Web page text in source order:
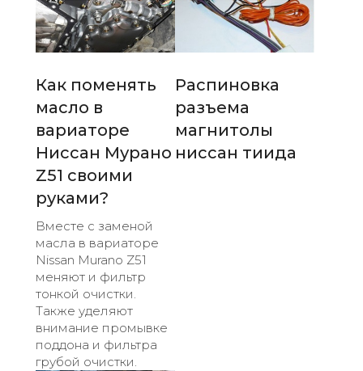
Как поменять
масло в
вариаторе
Ниссан Мурано
Z51 своими
руками?
Вместе с заменой
масла в вариаторе
Nissan Murano Z51
меняют и фильтр
тонкой очистки.
Также уделяют
внимание промывке
поддона и фильтра
грубой очистки.
Распиновка
разъема
магнитолы
ниссан тиида